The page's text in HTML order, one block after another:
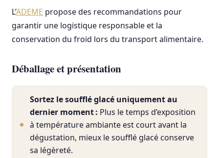
L’ADEME propose des recommandations pour
garantir une logistique responsable et la
conservation du froid lors du transport alimentaire.
Déballage et présentation
Sortez le soufflé glacé uniquement au
dernier moment : Plus le temps d’exposition
à température ambiante est court avant la
dégustation, mieux le soufflé glacé conserve
sa légèreté.